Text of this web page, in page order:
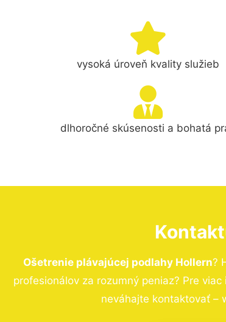
vysoká úroveň kvality služieb
dlhoročné skúsenosti a bohatá
Ošetrenie plávajúcej podlahy Hollern?
profesionálov za rozumný peniaz? Pre
neváhajte kontaktovať –